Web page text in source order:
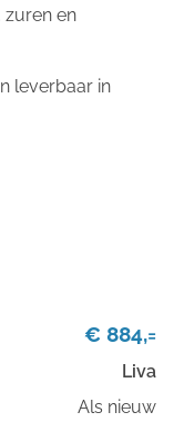
zuren en
leverbaar in
€ 884,=
Liva
Als nieuw